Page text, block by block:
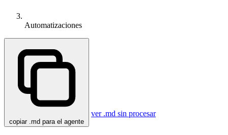
Automatizaciones
copiar .md para el agente
ver .md sin procesar